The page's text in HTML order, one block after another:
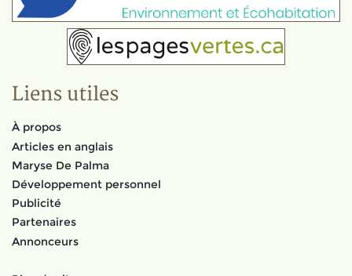
Liens utiles
À propos
Articles en anglais
Maryse De Palma
Développement personnel
Publicité
Partenaires
Annonceurs